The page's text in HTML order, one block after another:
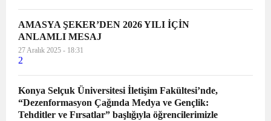
AMASYA ŞEKER’DEN 2026 YILI İÇİN
ANLAMLI MESAJ
27 Aralık 2025 - 18:31
2
Konya Selçuk Üniversitesi İletişim Fakültesi’nde,
“Dezenformasyon Çağında Medya ve Gençlik:
Tehditler ve Fırsatlar” başlığıyla öğrencilerimizle